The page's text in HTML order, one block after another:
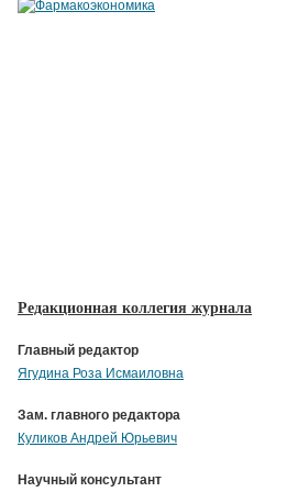
Редакционная коллегия журнала
Главный редактор
Ягудина Роза Исмаиловна
Зам. главного редактора
Куликов Андрей Юрьевич
Научный консультант